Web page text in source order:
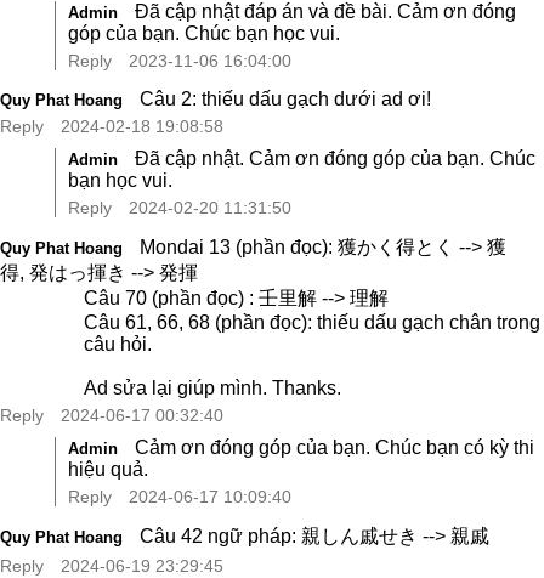
Admin
Đã cập nhật đáp án và đề bài. Cảm ơn đóng
góp của bạn. Chúc bạn học vui.
Reply 2023-11-06 16:04:00
Quy Phat Hoang Câu 2: thiếu dấu gạch dưới ad ơi!
Reply 2024-02-18 19:08:58
Admin
Đã cập nhật. Cảm ơn đóng góp của bạn. Chúc
bạn học vui.
Reply 2024-02-20 11:31:50
Quy Phat Hoang
Mondai 13 (phần đọc): 獲かく得とく --> 獲
得, 発はっ揮き --> 発揮
Câu 70 (phần đọc) : 壬里解 --> 理解
Câu 61, 66, 68 (phần đọc): thiếu dấu gạch chân trong
câu hỏi.
Ad sửa lại giúp mình. Thanks.
Reply 2024-06-17 00:32:40
Admin
Cảm ơn đóng góp của bạn. Chúc bạn có kỳ thi
hiệu quả.
Reply 2024-06-17 10:09:40
Quy Phat Hoang Câu 42 ngữ pháp: 親しん戚せき --> 親戚
Reply 2024-06-19 23:29:45